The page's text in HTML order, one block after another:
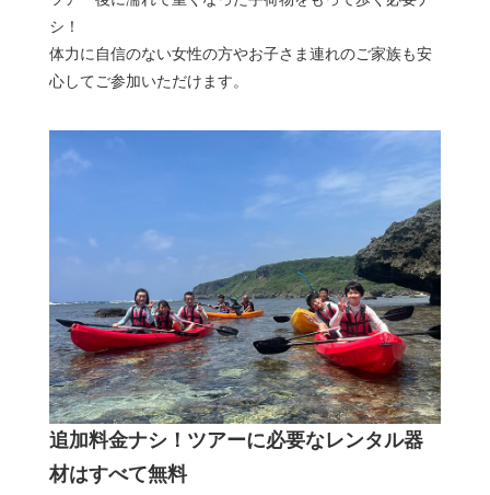
シ！
体力に自信のない女性の方やお子さま連れのご家族も安
心してご参加いただけます。
追加料金ナシ！ツアーに必要なレンタル器
材はすべて無料